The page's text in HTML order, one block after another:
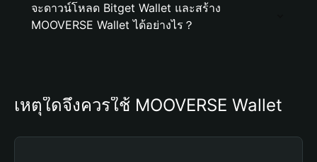
จะดาวน์โหลด Bitget Wallet และสร้าง
MOOVERSE Wallet ได้อย่างไร？
เหตุใดจึงควรใช้ MOOVERSE Wallet